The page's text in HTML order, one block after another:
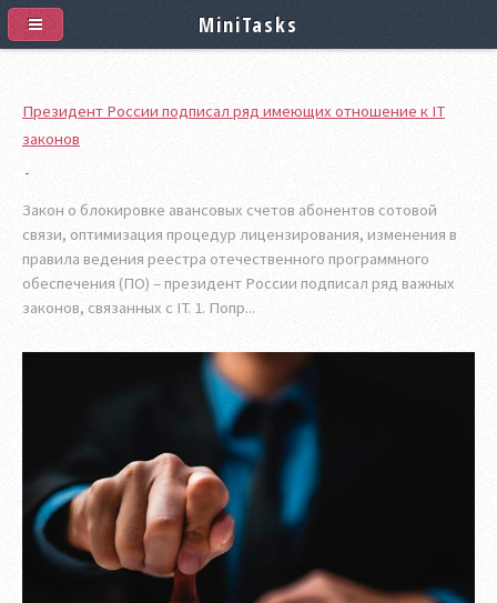
Президент России подписал ряд имеющих отношение к IT
законов
Закон о блокировке авансовых счетов абонентов сотовой
связи, оптимизация процедур лицензирования, изменения в
правила ведения реестра отечественного программного
обеспечения (ПО) – президент России подписал ряд важных
законов, связанных с IT. 1. Попр...
MiniTasks